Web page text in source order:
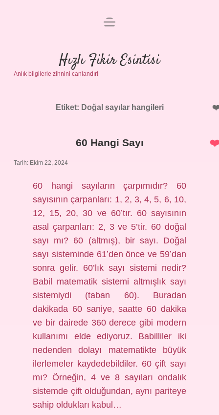
Anasayfa
Gizlilik Politikası
Yasal Uyarı
menüyü
Hızlı Fikir Esintisi
Anlık bilgilerle zihnini canlandır!
Etiket: Doğal sayılar hangileri
60 Hangi Sayı
Tarih: Ekim 22, 2024
60 hangi sayıların çarpımıdır? 60
sayısının çarpanları: 1, 2, 3, 4, 5, 6, 10,
12, 15, 20, 30 ve 60’tır. 60 sayısının
asal çarpanları: 2, 3 ve 5’tir. 60 doğal
sayı mı? 60 (altmış), bir sayı. Doğal
sayı sisteminde 61’den önce ve 59’dan
sonra gelir. 60’lık sayı sistemi nedir?
Babil matematik sistemi altmışlık sayı
sistemiydi (taban 60). Buradan
dakikada 60 saniye, saatte 60 dakika
ve bir dairede 360 ​​derece gibi modern
kullanımı elde ediyoruz. Babilliler iki
nedenden dolayı matematikte büyük
ilerlemeler kaydedebildiler. 60 çift sayı
mı? Örneğin, 4 ve 8 sayıları ondalık
sistemde çift olduğundan, aynı pariteye
sahip oldukları kabul…